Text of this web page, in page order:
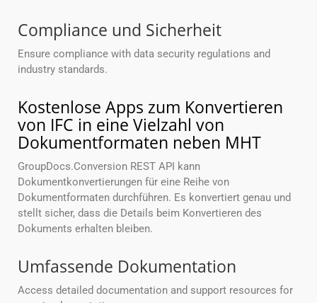
Compliance und Sicherheit
Ensure compliance with data security regulations and
industry standards.
Kostenlose Apps zum Konvertieren
von IFC in eine Vielzahl von
Dokumentformaten neben MHT
GroupDocs.Conversion REST API kann
Dokumentkonvertierungen für eine Reihe von
Dokumentformaten durchführen. Es konvertiert genau und
stellt sicher, dass die Details beim Konvertieren des
Dokuments erhalten bleiben.
Umfassende Dokumentation
Access detailed documentation and support resources for